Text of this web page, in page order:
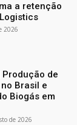
a retenção
2026
de
Brasil e
Biogás em
de 2026